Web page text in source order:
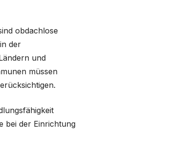
obdachlose
der
und
müssen
bei der Einrichtung